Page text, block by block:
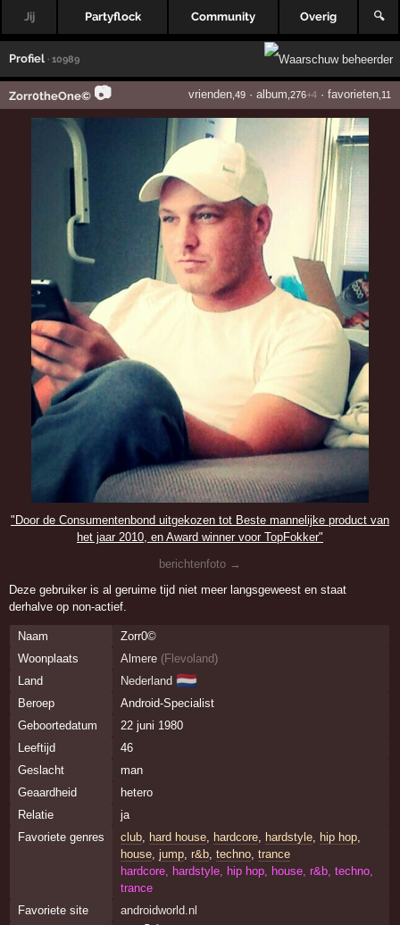
Jij Partyflock Community Overig 🔍
Profiel · 10989
Zorr0theOne© 📷 vrienden,49· album ,276+4· favorieten,11
"Door de Consumentenbond uitgekozen tot Beste mannelijke product van
het jaar 2010, en Award winner voor TopFokker"
berichtenfoto →
Deze gebruiker is al geruime tijd niet meer langsgeweest en staat
derhalve op non-actief.
Naam
Zorr0©
Woonplaats
Almere (Flevoland)
Land
Nederland 🇳🇱
Beroep
Android-Specialist
Geboortedatum
22 juni 1980
Leeftijd
46
Geslacht
man
Geaardheid
hetero
Relatie
ja
Favoriete genres
club, hard house, hardcore, hardstyle, hip hop,
house, jump, r&b, techno, trance
hardcore, hardstyle, hip hop, house, r&b, techno,
trance
Favoriete site
androidworld.nl